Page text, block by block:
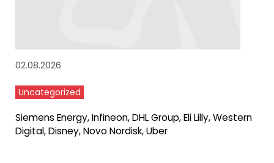
02.08.2026
Uncategorized
Siemens Energy, Infineon, DHL Group, Eli Lilly, Western
Digital, Disney, Novo Nordisk, Uber